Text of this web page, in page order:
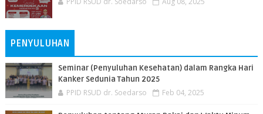
PENYULUHAN
Seminar (Penyuluhan Kesehatan) dalam Rangka Hari
Kanker Sedunia Tahun 2025
PPID RSUD dr. Soedarso Feb 04, 2025